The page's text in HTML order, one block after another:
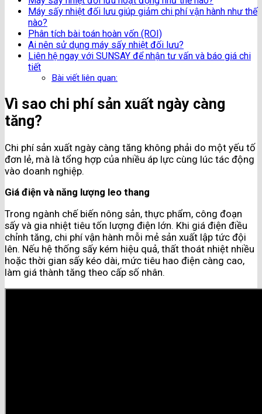
Máy sấy nhiệt đối lưu giúp giảm chi phí vận hành như thế
nào?
Phân tích bài toán hoàn vốn (ROI)
Ai nên sử dụng máy sấy nhiệt đối lưu?
Liên hệ ngay với SUNSAY để nhận tư vấn và báo giá chi
tiết
Bài viết liên quan:
Vì sao chi phí sản xuất ngày càng
tăng?
Chi phí sản xuất ngày càng tăng không phải do một yếu tố
đơn lẻ, mà là tổng hợp của nhiều áp lực cùng lúc tác động
vào doanh nghiệp.
Giá điện và năng lượng leo thang
Trong ngành chế biến nông sản, thực phẩm, công đoạn
sấy và gia nhiệt tiêu tốn lượng điện lớn. Khi giá điện điều
chỉnh tăng, chi phí vận hành mỗi mẻ sản xuất lập tức đội
lên. Nếu hệ thống sấy kém hiệu quả, thất thoát nhiệt nhiều
hoặc thời gian sấy kéo dài, mức tiêu hao điện càng cao,
làm giá thành tăng theo cấp số nhân.